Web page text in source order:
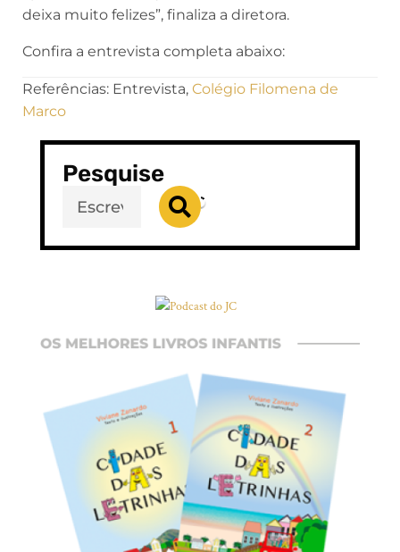
deixa muito felizes”, finaliza a diretora.
Confira a entrevista completa abaixo:
Referências: Entrevista, Colégio Filomena de
Marco
Pesquise